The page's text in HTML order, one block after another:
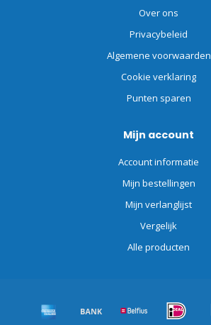
Over ons
Privacybeleid
Algemene voorwaarden
Cookie verklaring
Punten sparen
Mijn account
Account informatie
Mijn bestellingen
Mijn verlanglijst
Vergelijk
Alle producten